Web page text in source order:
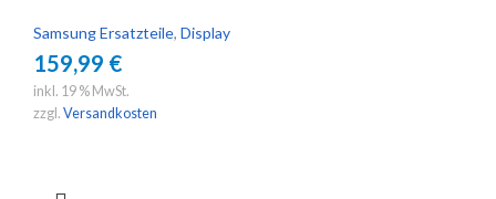
Samsung Ersatzteile, Display
159,99 €
inkl. 19 % MwSt.
zzgl. Versandkosten